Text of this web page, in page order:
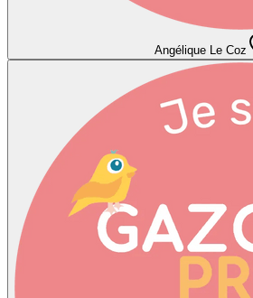
Angélique Le Coz